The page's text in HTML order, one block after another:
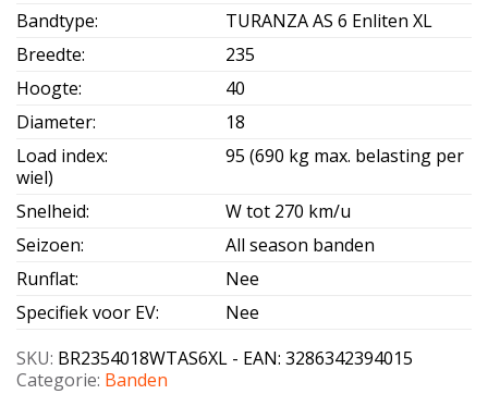
Bandtype:
TURANZA AS 6 Enliten XL
Breedte:
235
Hoogte:
40
Diameter:
18
Load index:
95 (690 kg max. belasting per
wiel)
Snelheid:
W tot 270 km/u
Seizoen:
All season banden
Runflat:
Nee
Specifiek voor EV:
Nee
SKU: BR2354018WTAS6XL - EAN: 3286342394015
Categorie: Banden